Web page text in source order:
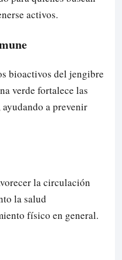
activos.
bioactivos del jengibre
verde fortalece las
a prevenir
la circulación
la salud
físico en general.